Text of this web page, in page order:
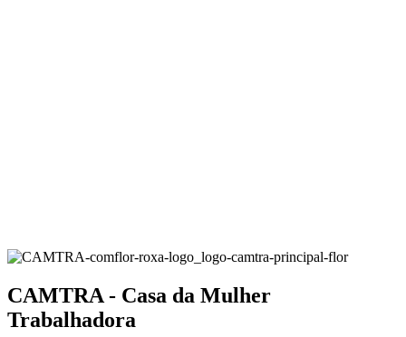
CAMTRA - Casa da Mulher
Trabalhadora